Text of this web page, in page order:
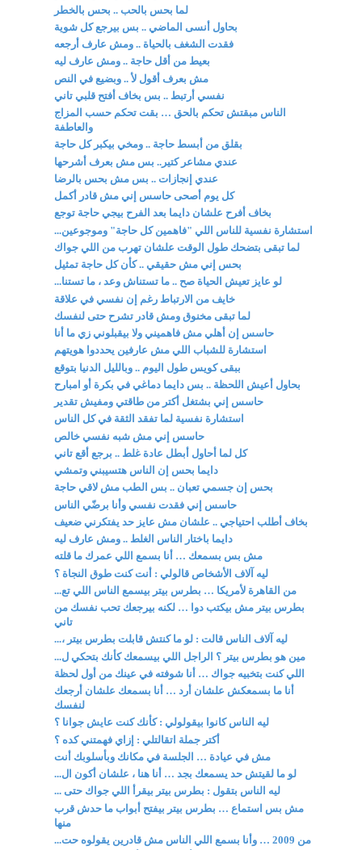
لما بحس بالحب .. بحس بالخطر
بحاول أنسى الماضي .. بس بيرجع كل شوية
فقدت الشغف بالحياة .. ومش عارف أرجعه
بعيط من أقل حاجة .. ومش عارف ليه
مش بعرف أقول لأ .. وبضيع في النص
نفسي أرتبط .. بس بخاف أفتح قلبي تاني
الناس مبقتش تحكم بالحق … بقت تحكم حسب المزاج
والعاطفة
بقلق من أبسط حاجة .. ومخي بيكبر كل حاجة
عندي مشاعر كتير.. بس مش بعرف أشرحها
عندي إنجازات .. بس مش بحس بالرضا
كل يوم أصحى حاسس إني مش قادر أكمل
بخاف أفرح علشان دايما بعد الفرح بيجي حاجة توجع
استشارة نفسية للناس اللي "فاهمين كل حاجة" وموجوعين...
لما تبقى بتضحك طول الوقت علشان تهرب من اللي جواك
بحس إني مش حقيقي .. كأن كل حاجة تمثيل
لو عايز تعيش الحياة صح .. ما تستناش وعد ، ما تستنا...
خايف من الارتباط رغم إن نفسي في علاقة
لما تبقى مخنوق ومش قادر تشرح حتى لنفسك
حاسس إن أهلي مش فاهميني ولا بيقبلوني زي ما أنا
استشارة للشباب اللي مش عارفين يحددوا هويتهم
ببقى كويس طول اليوم .. وبالليل الدنيا بتوقع
بحاول أعيش اللحظة .. بس دايما دماغي في بكرة أو امبارح
حاسس إني بشتغل أكتر من طاقتي ومفيش تقدير
استشارة نفسية لما تفقد الثقة في كل الناس
حاسس إني مش شبه نفسي خالص
كل لما أحاول أبطل عادة غلط .. برجع أقع تاني
دايما بحس إن الناس هتسيبني وتمشي
بحس إن جسمي تعبان .. بس الطب مش لاقي حاجة
حاسس إني فقدت نفسي وأنا برضّي الناس
بخاف أطلب احتياجي .. علشان مش عايز حد يفتكرني ضعيف
دايما باختار الناس الغلط .. ومش عارف ليه
مش بس بسمعك … أنا بسمع اللي عمرك ما قلته
ليه آلاف الأشخاص قالولي : أنت كنت طوق النجاة ؟
من القاهرة لأمريكا … بطرس بيتر بيسمع الناس اللي تع...
بطرس بيتر مش بيكتب دوا … لكنه بيرجعك تحب نفسك من
تاني
ليه آلاف الناس قالت : لو ما كنتش قابلت بطرس بيتر ،...
مين هو بطرس بيتر ؟ الراجل اللي بيسمعك كأنك بتحكي ل...
اللي كنت بتخبيه جواك … أنا شوفته في عينك من أول لحظة
أنا ما بسمعكش علشان أرد … أنا بسمعك علشان أرجعك
لنفسك
ليه الناس كانوا بيقولولي : كأنك كنت عايش جوانا ؟
أكتر جملة اتقالتلي : إزاي فهمتني كده ؟
مش في عيادة … الجلسة في مكانك وبأسلوبك أنت
لو ما لقيتش حد يسمعك بجد … أنا هنا ، علشان أكون ال...
ليه الناس بتقول : بطرس بيتر بيقرأ اللي جواك حتى ...
مش بس استماع … بطرس بيتر بيفتح أبواب ما حدش قرب
منها
من 2009 … وأنا بسمع اللي الناس مش قادرين يقولوه حت...